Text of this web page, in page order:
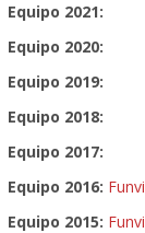
Equipo 2021:
Equipo 2020:
Equipo 2019:
Equipo 2018:
Equipo 2017:
Equipo 2016:
Equipo 2015: